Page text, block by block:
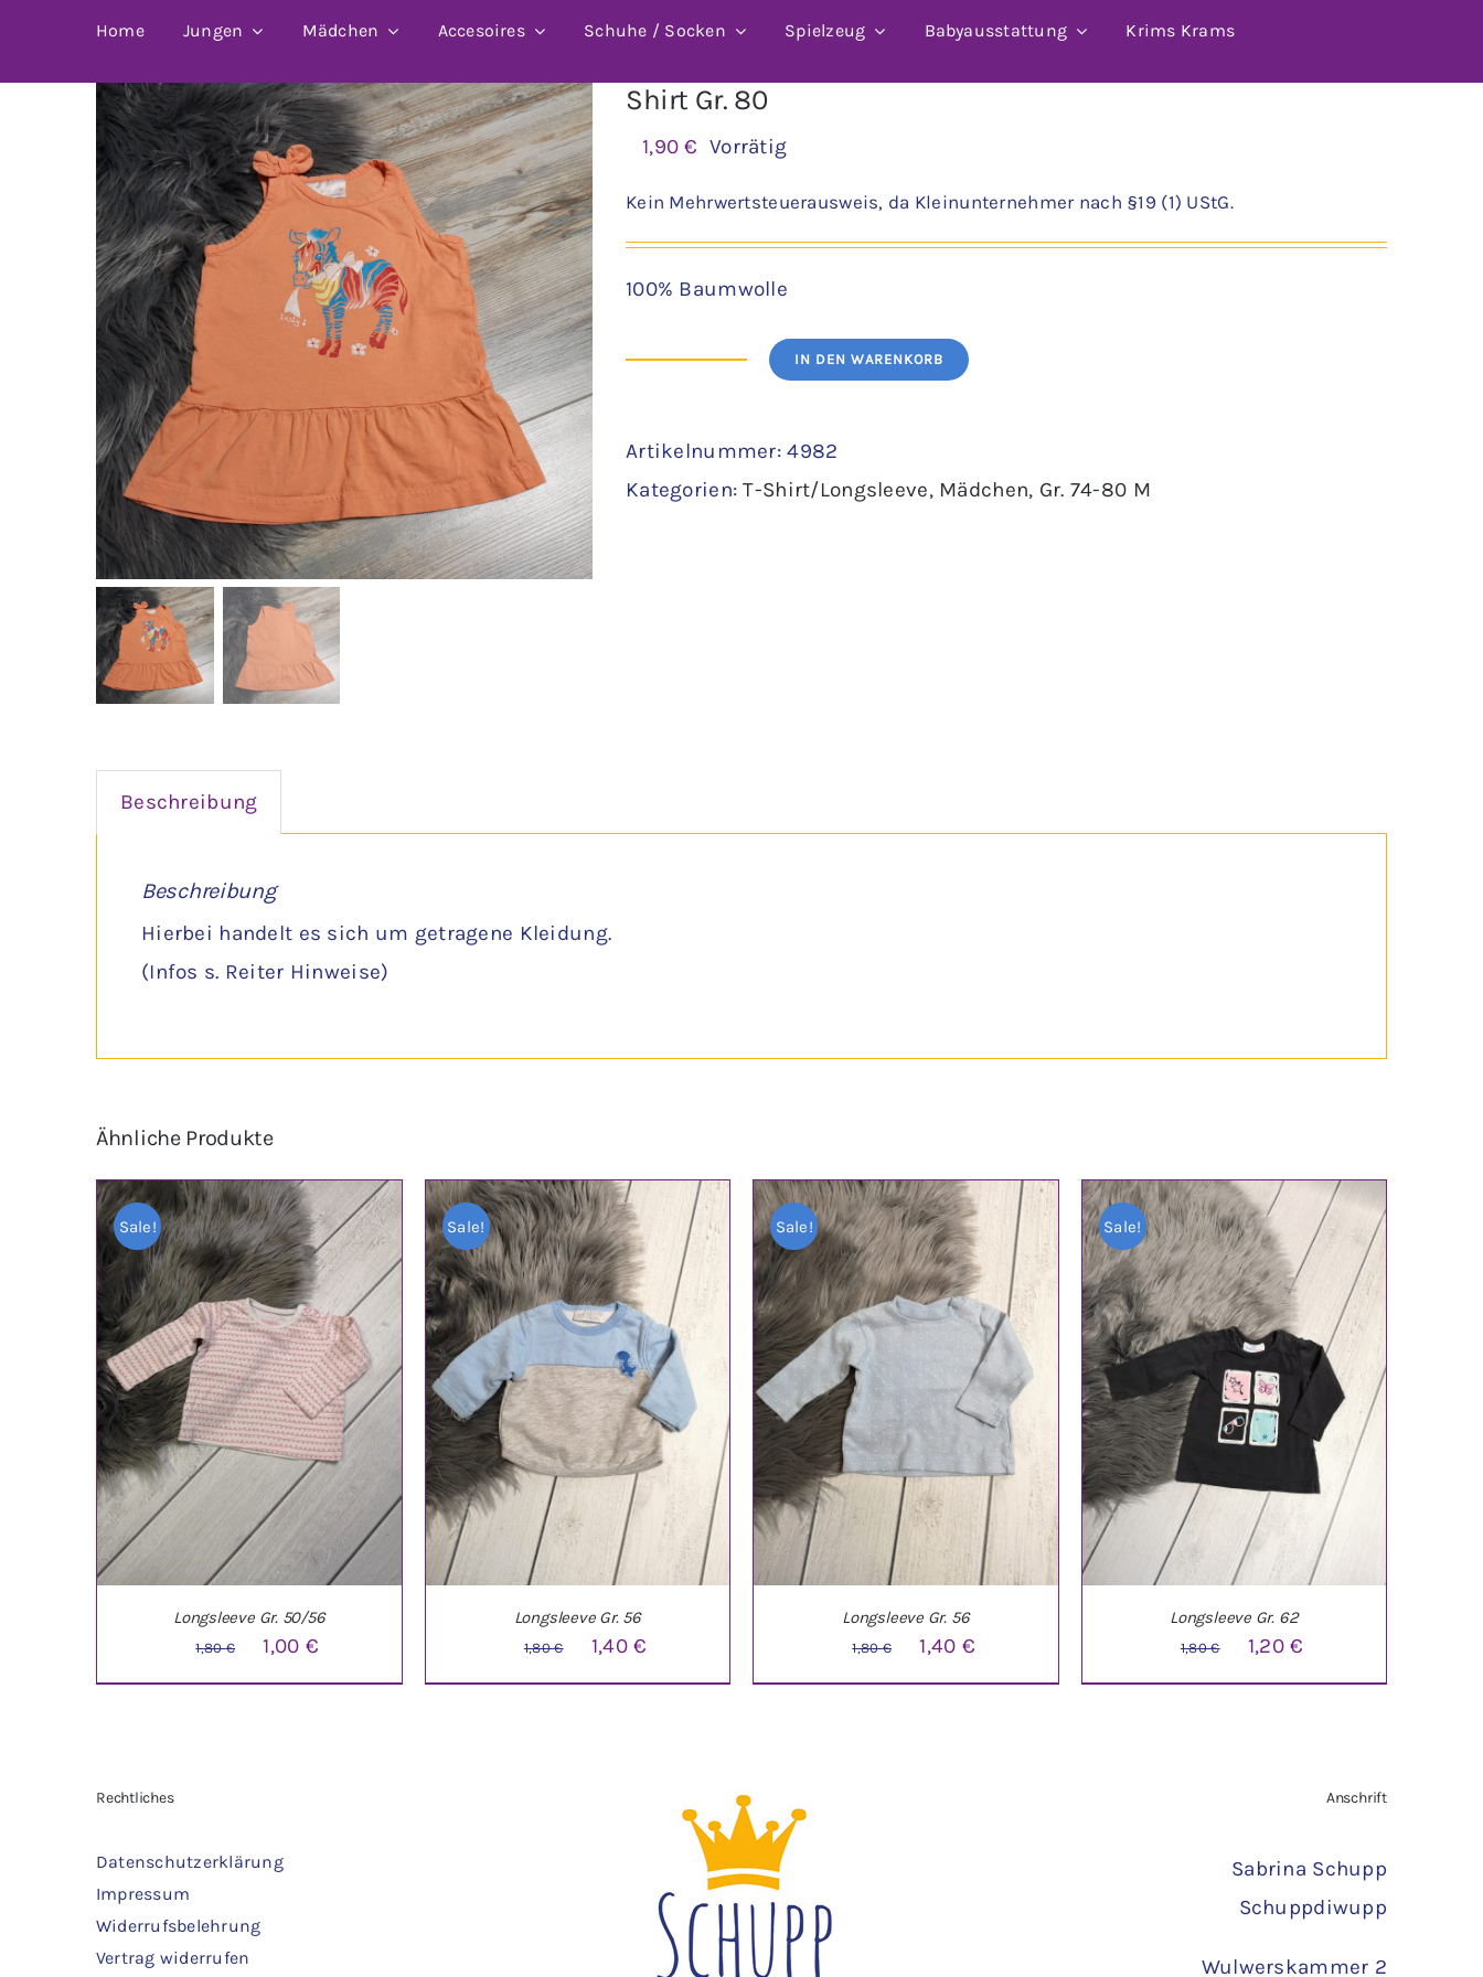
Home Jungen Mädchen Accesoires Schuhe / Socken Spielzeug Babyausstattung Krims Krams
Shirt Gr. 80
1,90€ Vorrätig
Kein Mehrwertsteuerausweis, da Kleinunternehmer nach §19 (1) UStG.
100% Baumwolle
80
Menge
IN DEN WARENKORB
Artikelnummer:4982
Kategorien:T-Shirt/Longsleeve, Mädchen, Gr. 74-80 M
Beschreibung
Beschreibung
Hierbei handelt es sich um getragene Kleidung.
(Infos s. Reiter Hinweise)
Ähnliche Produkte
Sale!
IN DEN WARENKORB
Longsleeve Gr. 50/56
1,80€
Ursprünglicher
Preis
1,00 €
Preis
Sale!
Longsleeve Gr. 56
1,80€
Ursprünglicher
Preis
1,40€
Preis
Sale!
Longsleeve Gr. 56
1,80€
Ursprünglicher
Preis
1,40 €
Preis
Sale!
DETAILS
Longsleeve Gr. 62
1,80€
Ursprünglicher
Preis
1,20€
Preis
Rechtliches
Datenschutzerklärung
Impressum
Widerrufsbelehrung
Vertrag widerrufen
Anschrift
Sabrina Schupp
Schuppdiwupp
Wulwerskammer 2